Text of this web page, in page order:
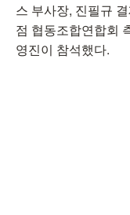
스 부사장, 진필규
점 협동조합연합회
영진이 참석했다.